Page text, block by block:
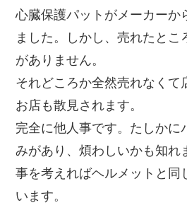
心臓保護パットがメーカーか
ました。しかし、売れたとこ
がありません。
それどころか全然売れなくて
お店も散見されます。
完全に他人事です。たしかに
みがあり、煩わしいかも知れ
事を考えればヘルメットと同
います。